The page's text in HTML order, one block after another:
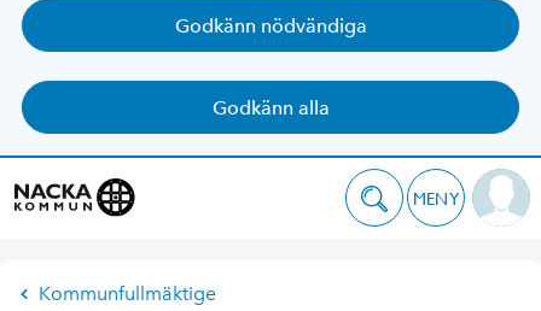
Godkänn nödvändiga
Godkänn alla
MENY
Kommunfullmäktige